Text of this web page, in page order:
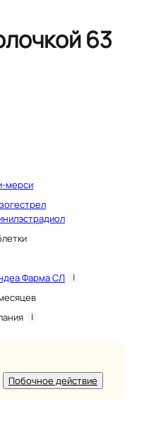
63
мерси
Фарма СЛ i
i
Побочное действие